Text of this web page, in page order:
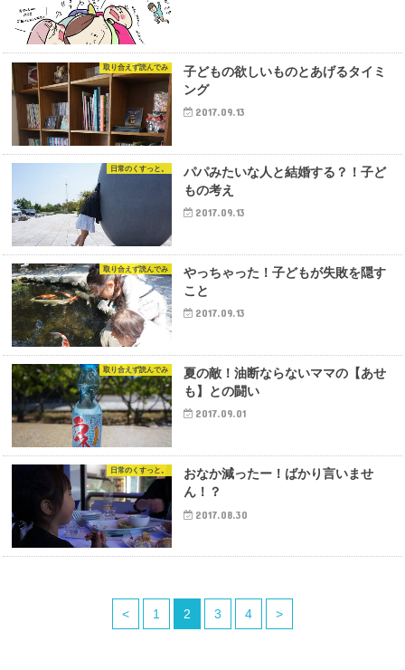
取り合えず読んでみ
子どもの欲しいものとあげるタイミ
ング
2017.09.13
日常のくすっと。
パパみたいな人と結婚する？！子ど
もの考え
2017.09.13
取り合えず読んでみ
やっちゃった！子どもが失敗を隠す
こと
2017.09.13
取り合えず読んでみ
夏の敵！油断ならないママの【あせ
も】との闘い
2017.09.01
日常のくすっと。
おなか減ったー！ばかり言いませ
ん！？
2017.08.30
< 1 2 3 4 >